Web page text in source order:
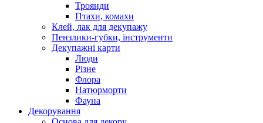
Троянди
Птахи, комахи
Клей, лак для декупажу
Пензлики-губки, інструменти
Декупажні карти
Люди
Різне
Флора
Натюрморти
Фауна
Декорування